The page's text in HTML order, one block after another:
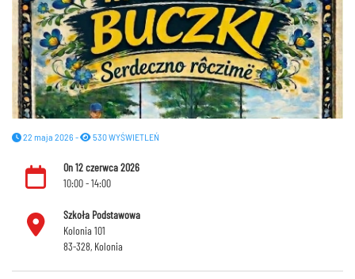
22 maja 2026 - 530 WYŚWIETLEŃ
On 12 czerwca 2026
10:00 - 14:00
Szkoła Podstawowa
Kolonia 101
83-328, Kolonia